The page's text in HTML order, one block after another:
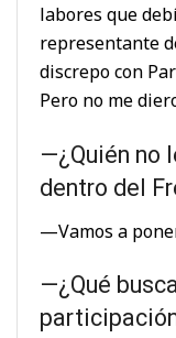
labores que
representante
discrepo con
Pero no me
—¿Quién no
dentro del
—Vamos a
—¿Qué